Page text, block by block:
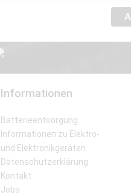
Informationen
Batterieentsorgung
Informationen zu Elektro-
und Elektronikgeräten
Datenschutzerklärung
Kontakt
Jobs